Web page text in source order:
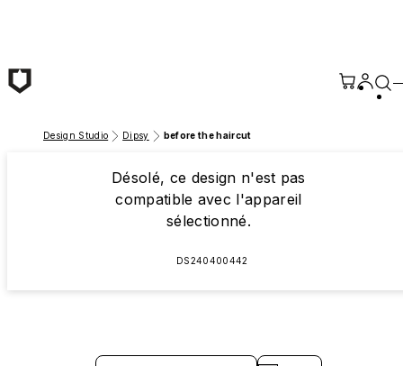
Design Studio Dipsy before the haircut
Désolé, ce design n'est pas
compatible avec l'appareil
sélectionné.
DS240400442